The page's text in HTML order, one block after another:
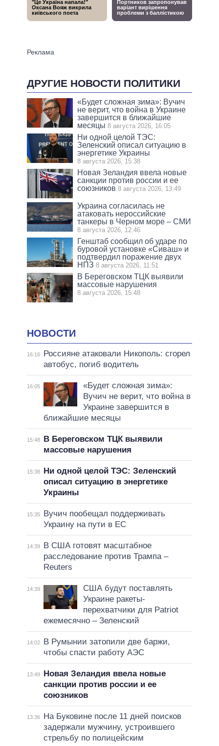
ДРУГИЕ НОВОСТИ ПОЛИТИКИ
«Будет сложная зима»: Вучич
не верит, что война в Украине
завершится в ближайшие
месяцы 8 августа 2026, 16:05
Ни одной целой ТЭС:
Зеленский описал ситуацию в
энергетике Украины
8 августа 2026, 15:38
Новая Зеландия ввела новые
санкции против россии и ее
союзников 8 августа 2026, 13:49
Украина согласилась не
атаковать нероссийские
танкеры в Черном море – СМИ
8 августа 2026, 12:46
Генштаб сообщил об ударе по
буровой установке «Сиваш» и
подтвердил поражение двух
НПЗ 8 августа 2026, 11:51
В Береговском ТЦК выявили
массовые нарушения
8 августа 2026, 15:48
НОВОСТИ
16:16
Россияне атаковали Никополь: сгорел
автобус, погиб водитель
16:05
«Будет сложная зима»:
Вучич не верит, что война в
Украине завершится в
ближайшие месяцы
15:48
В Береговском ТЦК выявили
массовые нарушения
15:38
Ни одной целой ТЭС: Зеленский
описал ситуацию в энергетике
Украины
15:35
Вучич пообещал поддерживать
Украину на пути в ЕС
14:39
В США готовят масштабное
расследование против Трампа –
Reuters
14:39
США будут поставлять
Украине ракеты-
перехватчики для Patriot
ежемесячно – Зеленский
14:02
В Румынии затопили две баржи,
чтобы спасти работу АЭС
13:49
Новая Зеландия ввела новые
санкции против россии и ее
союзников
13:36
На Буковине после 11 дней поисков
задержали мужчину, устроившего
стрельбу по полицейским